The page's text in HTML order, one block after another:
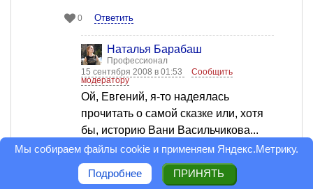
0 Ответить
Наталья Барабаш
Профессионал
15 сентября 2008 в 01:53
Сообщить
модератору
Ой, Евгений, я-то надеялась
прочитать о самой сказке или, хотя
бы, историю Вани Васильчикова...
Нет у Вас, случайно, этой
информации? Было бы интересно
Мы собираем файлы cookie и применяем Яндекс.Метрику.
Подробнее ПРИНЯТЬ